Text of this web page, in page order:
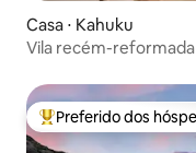
Casa ⋅ Kahuku
Vila recém-reformada
Entre os melhores
Preferido dos